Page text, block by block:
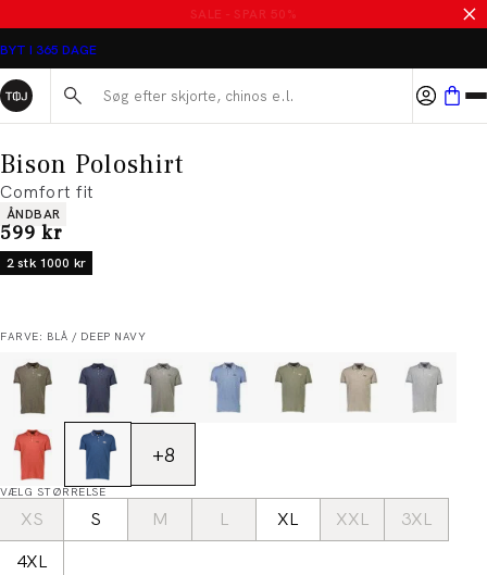
SALE - SPAR 50%
BYT I 365 DAGE
Søg her...
Bison Poloshirt
Comfort fit
Produkt egenskaber
ÅNDBAR
I alt (inkl. rabat)
599 kr
2 stk 1000 kr
FARVE: BLÅ / DEEP NAVY
+8
VÆLG STØRRELSE
XS S M L XL XXL
3XL
4XL